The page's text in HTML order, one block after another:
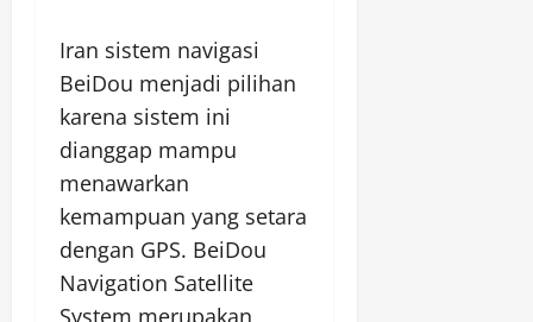
Iran sistem navigasi
BeiDou menjadi pilihan
karena sistem ini
dianggap mampu
menawarkan
kemampuan yang setara
dengan GPS. BeiDou
Navigation Satellite
System merupakan